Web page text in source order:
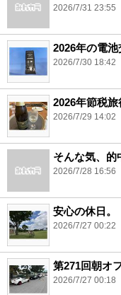
2026/7/31 23:55
2026年の電池
2026/7/30 18:42
2026年節税旅
2026/7/29 14:02
そんな気、的
2026/7/28 16:56
安心の休日。
2026/7/27 00:22
第271回朝オ
2026/7/27 00:18